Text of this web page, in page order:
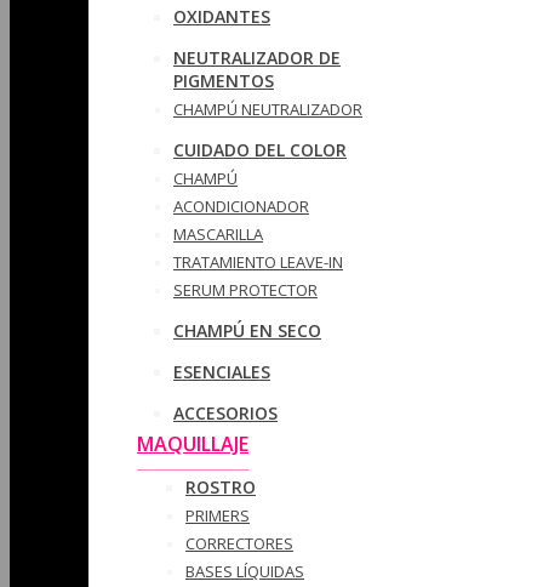
OXIDANTES
NEUTRALIZADOR DE
PIGMENTOS
CHAMPÚ NEUTRALIZADOR
CUIDADO DEL COLOR
CHAMPÚ
ACONDICIONADOR
MASCARILLA
TRATAMIENTO LEAVE-IN
SERUM PROTECTOR
CHAMPÚ EN SECO
ESENCIALES
ACCESORIOS
MAQUILLAJE
ROSTRO
PRIMERS
CORRECTORES
BASES LÍQUIDAS